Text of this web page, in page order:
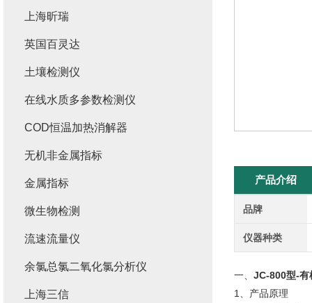
产品介绍
品牌
仪器种类
一、 JC-800型-有
1、产品原理
上海昕瑞
英国百灵达
土壤检测仪
在线水质多参数检测仪
COD恒温加热消解器
无机非金属指标
金属指标
微生物检测
流速流量仪
余氯总氯二氧化氯分析仪
上海三信